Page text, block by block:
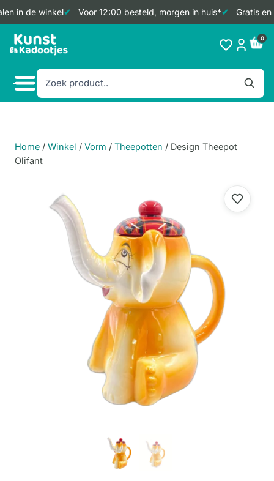
in de winkel Voor 12:00 besteld, morgen in huis* Gratis
Doorgaan
naar
0
Home / Winkel / Vorm / Theepotten / Design Theepot
Olifant